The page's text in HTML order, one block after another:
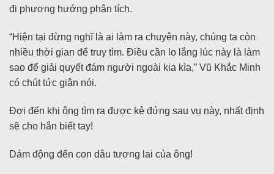
đi phương hướng phân tích.
“Hiện tại đừng nghĩ là ai làm ra chuyện này, chúng ta còn
nhiều thời gian để truy tìm. Điều cần lo lắng lúc này là làm
sao để giải quyết đám người ngoài kia kìa,” Vũ Khắc Minh
có chút tức giận nói.
Đợi đến khi ông tìm ra được kẻ đứng sau vụ này, nhất định
sẽ cho hắn biết tay!
Dám động đến con dâu tương lai của ông!